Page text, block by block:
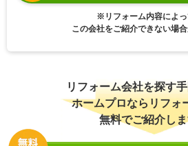
※リフォーム内容によっ
この会社をご紹介できない場合
リフォーム会社を探す
ホームプロならリフォ
無料でご紹介しま